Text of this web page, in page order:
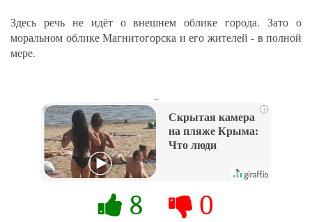
Здесь речь не идёт о внешнем облике города. Зато о
моральном облике Магнитогорска и его жителей - в полной
мере.
i
Скрытая камера
на пляже Крыма:
Что люди
их не видят...
8 0